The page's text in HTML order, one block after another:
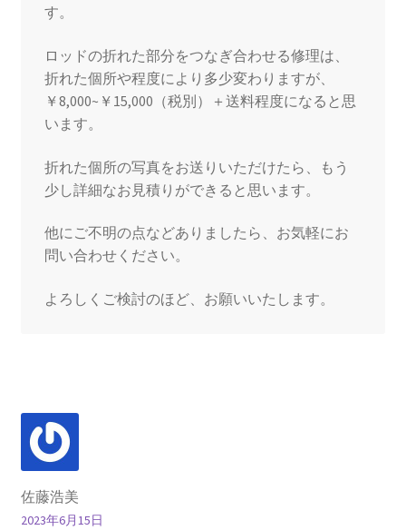
す。
ロッドの折れた部分をつなぎ合わせる修理は、
折れた個所や程度により多少変わりますが、
￥8,000~￥15,000（税別）＋送料程度になると思
います。
折れた個所の写真をお送りいただけたら、もう
少し詳細なお見積りができると思います。
他にご不明の点などありましたら、お気軽にお
問い合わせください。
よろしくご検討のほど、お願いいたします。
佐藤浩美
2023年6月15日